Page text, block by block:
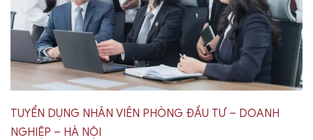
TUYỂN DỤNG NHÂN VIÊN PHÒNG ĐẦU TƯ – DOANH
NGHIỆP – HÀ NỘI